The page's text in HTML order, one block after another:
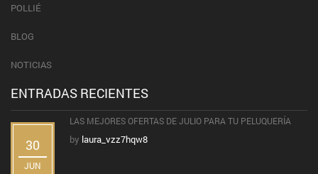
POLLIÉ
BLOG
NOTICIAS
ENTRADAS RECIENTES
30
JUN
LAS MEJORES OFERTAS DE JULIO PARA TU PELUQUERÍA
by laura_vzz7hqw8